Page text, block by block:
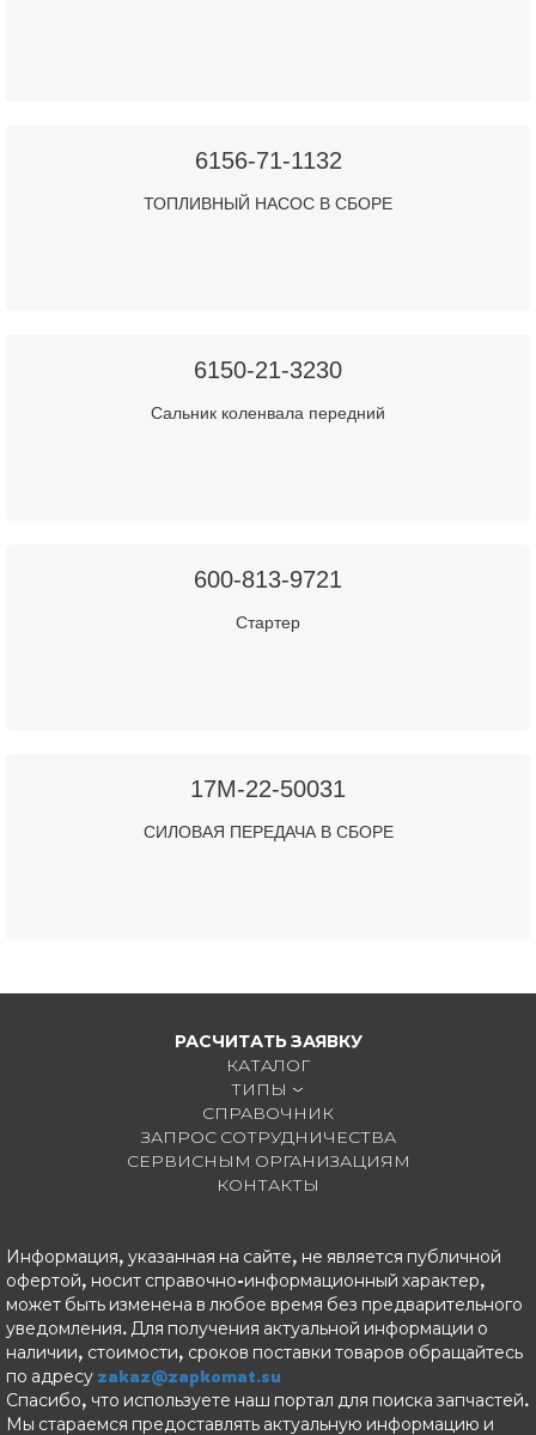
6156-71-1132
ТОПЛИВНЫЙ НАСОС В СБОРЕ
6150-21-3230
Сальник коленвала передний
600-813-9721
Стартер
17M-22-50031
СИЛОВАЯ ПЕРЕДАЧА В СБОРЕ
РАСЧИТАТЬ ЗАЯВКУ
КАТАЛОГ
ТИПЫ
СПРАВОЧНИК
ЗАПРОС СОТРУДНИЧЕСТВА
СЕРВИСНЫМ ОРГАНИЗАЦИЯМ
КОНТАКТЫ
Информация, указанная на сайте, не является публичной
офертой, носит справочно-информационный характер,
может быть изменена в любое время без предварительного
уведомления. Для получения актуальной информации о
наличии, стоимости, сроков поставки товаров обращайтесь
по адресу zakaz@zapkomat.su
Спасибо, что используете наш портал для поиска запчастей.
Мы стараемся предоставлять актуальную информацию и